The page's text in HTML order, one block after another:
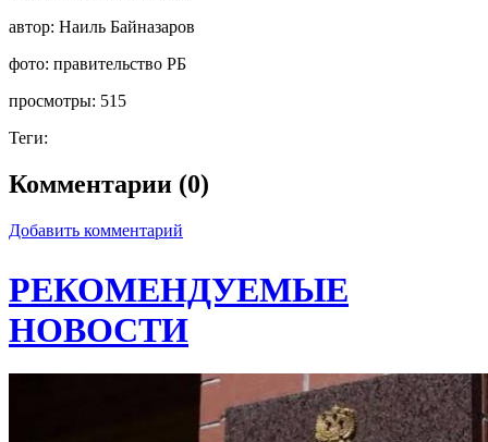
автор: Наиль Байназаров
фото: правительство РБ
просмотры: 515
Теги:
Комментарии (0)
Добавить комментарий
РЕКОМЕНДУЕМЫЕ
НОВОСТИ